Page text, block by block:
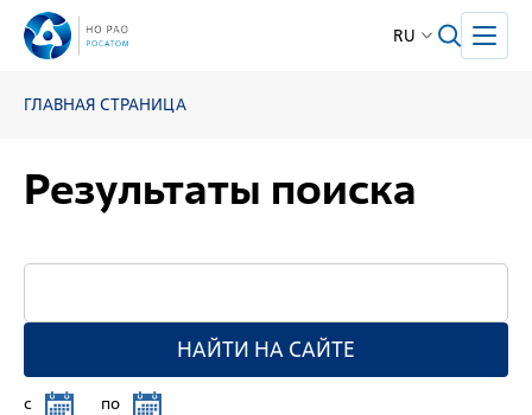
RU
ГЛАВНАЯ СТРАНИЦА
Результаты поиска
НАЙТИ НА САЙТЕ
c по